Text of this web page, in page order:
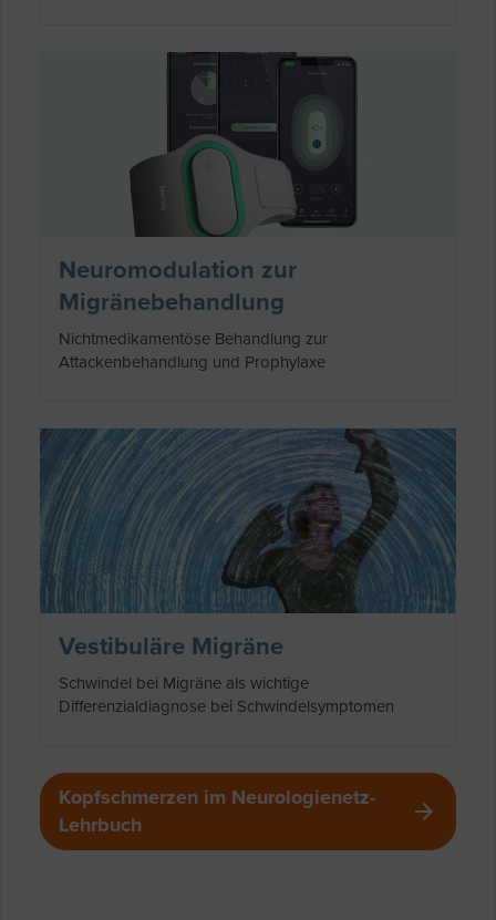
Neuromodulation zur
Migränebehandlung
Nichtmedikamentöse Behandlung zur
Attackenbehandlung und Prophylaxe
Vestibuläre Migräne
Schwindel bei Migräne als wichtige
Differenzialdiagnose bei Schwindelsymptomen
Kopfschmerzen im Neurologienetz-
Lehrbuch